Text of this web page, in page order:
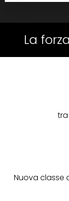
La
Nuova classe